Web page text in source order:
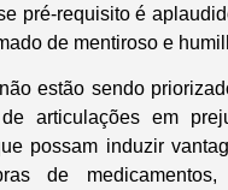
pré-requisito é
de mentiroso e
estão sendo
articulações em
possam induzir
de